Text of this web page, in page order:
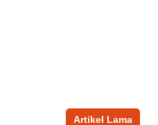
Artikel Lama